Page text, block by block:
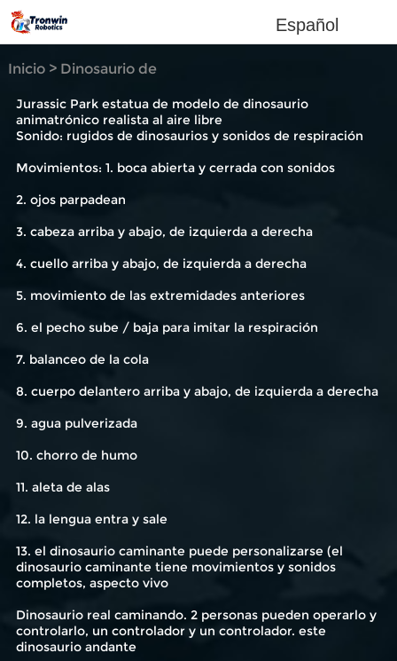
Español
Inicio> Dinosaurio de
Jurassic Park estatua de modelo de dinosaurio
animatrónico realista al aire libre
Sonido: rugidos de dinosaurios y sonidos de respiración
Movimientos: 1. boca abierta y cerrada con sonidos
2. ojos parpadean
3. cabeza arriba y abajo, de izquierda a derecha
4. cuello arriba y abajo, de izquierda a derecha
5. movimiento de las extremidades anteriores
6. el pecho sube / baja para imitar la respiración
7. balanceo de la cola
8. cuerpo delantero arriba y abajo, de izquierda a derecha
9. agua pulverizada
10. chorro de humo
11. aleta de alas
12. la lengua entra y sale
13. el dinosaurio caminante puede personalizarse (el
dinosaurio caminante tiene movimientos y sonidos
completos, aspecto vivo
Dinosaurio real caminando. 2 personas pueden operarlo y
controlarlo, un controlador y un controlador. este
dinosaurio andante